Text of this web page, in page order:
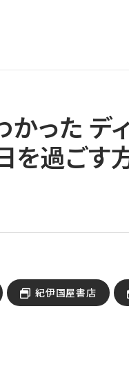
った デ
を過ごす
紀伊国屋書店